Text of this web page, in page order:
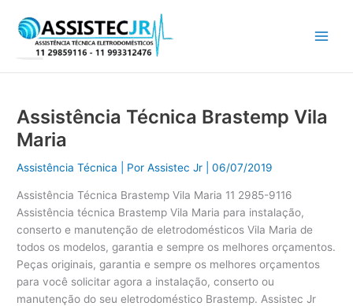
para
conteúdo
Assistência Técnica Brastemp Vila
Maria
Assistência Técnica | PorAssistec Jr |06/07/2019
Assistência Técnica Brastemp Vila Maria 11 2985-9116
Assistência técnica Brastemp Vila Maria para instalação,
conserto e manutenção de eletrodomésticos Vila Maria de
todos os modelos, garantia e sempre os melhores orçamentos.
Peças originais, garantia e sempre os melhores orçamentos
para você solicitar agora a instalação, conserto ou
manutenção do seu eletrodoméstico Brastemp. Assistec Jr
Assistência
Técnica
Brastemp
Vila